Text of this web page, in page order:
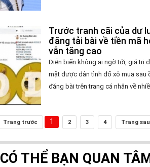
Trước tranh cãi của dư
đăng tải bài về tiền mã
vẫn tăng cao
Diễn biến không ai ngờ tới, giá trị
mặt được dân tình đổ xô mua sau
đăng bài trên trang cá nhân về
Trang trước 1 2 3 4 Trang sau
CÓ THỂ BẠN QUAN